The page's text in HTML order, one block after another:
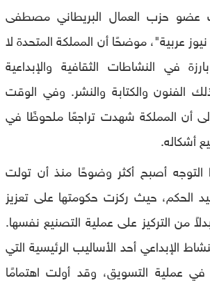
عضو حزب العمال البريطاني مصطفى
عربية"، موضحًا أن المملكة المتحدة لا
في النشاطات الثقافية والإبداعية
الفنون والكتابة والنشر. وفي الوقت
أن المملكة شهدت تراجعًا ملحوظًا في
أشكاله.
أصبح أكثر وضوحًا منذ أن تولت
الحكم، حيث ركزت حكومتها على تعزيز
من التركيز على عملية التصنيع نفسها.
الإبداعي أحد الأساليب الرئيسية التي
في عملية التسويق، وقد أولت اهتمامًا